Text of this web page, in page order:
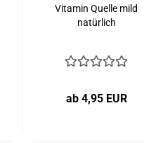
Vitamin Quelle mild
natürlich
ab 4,95 EUR